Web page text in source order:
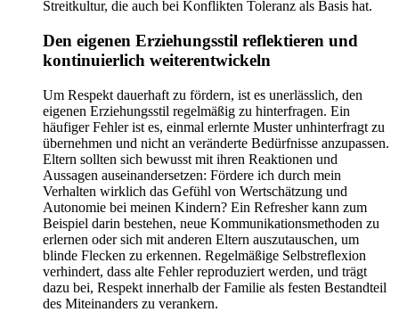
Streitkultur, die auch bei Konflikten Toleranz als Basis hat.
Den eigenen Erziehungsstil reflektieren und
kontinuierlich weiterentwickeln
Um Respekt dauerhaft zu fördern, ist es unerlässlich, den
eigenen Erziehungsstil regelmäßig zu hinterfragen. Ein
häufiger Fehler ist es, einmal erlernte Muster unhinterfragt zu
übernehmen und nicht an veränderte Bedürfnisse anzupassen.
Eltern sollten sich bewusst mit ihren Reaktionen und
Aussagen auseinandersetzen: Fördere ich durch mein
Verhalten wirklich das Gefühl von Wertschätzung und
Autonomie bei meinen Kindern? Ein Refresher kann zum
Beispiel darin bestehen, neue Kommunikationsmethoden zu
erlernen oder sich mit anderen Eltern auszutauschen, um
blinde Flecken zu erkennen. Regelmäßige Selbstreflexion
verhindert, dass alte Fehler reproduziert werden, und trägt
dazu bei, Respekt innerhalb der Familie als festen Bestandteil
des Miteinanders zu verankern.